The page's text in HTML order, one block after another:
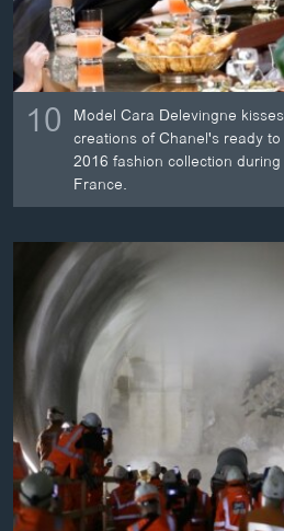
10 Model Cara Delevingne
creations of Chanel's ready
2016 fashion collection
France.